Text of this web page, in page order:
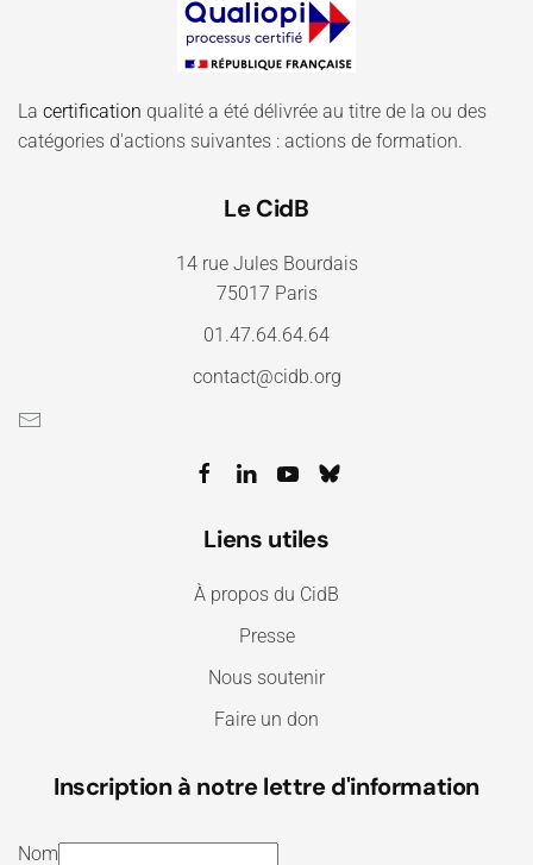
La certification qualité a été délivrée au titre de la ou des
catégories d'actions suivantes : actions de formation.
Le CidB
14 rue Jules Bourdais
75017 Paris
01.47.64.64.64
contact@cidb.org
Liens utiles
À propos du CidB
Presse
Nous soutenir
Faire un don
Inscription à notre lettre d'information
Nom